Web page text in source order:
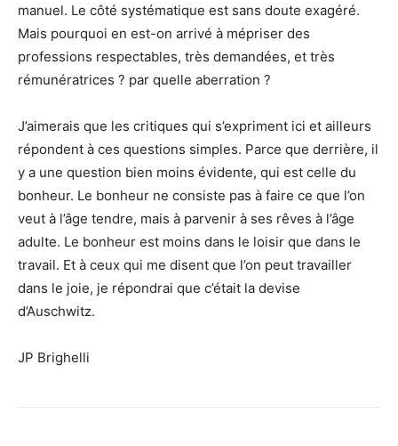
manuel. Le côté systématique est sans doute exagéré.
Mais pourquoi en est-on arrivé à mépriser des
professions respectables, très demandées, et très
rémunératrices ? par quelle aberration ?
J’aimerais que les critiques qui s’expriment ici et ailleurs
répondent à ces questions simples. Parce que derrière, il
y a une question bien moins évidente, qui est celle du
bonheur. Le bonheur ne consiste pas à faire ce que l’on
veut à l’âge tendre, mais à parvenir à ses rêves à l’âge
adulte. Le bonheur est moins dans le loisir que dans le
travail. Et à ceux qui me disent que l’on peut travailler
dans le joie, je répondrai que c’était la devise
d’Auschwitz.
JP Brighelli